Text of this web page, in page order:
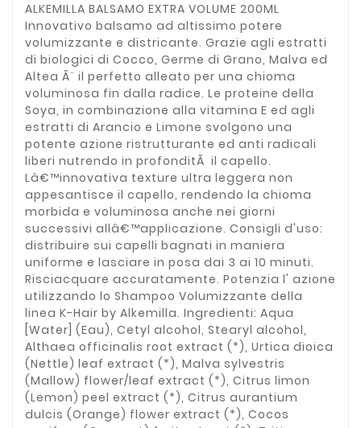
ALKEMILLA BALSAMO EXTRA VOLUME 200ML
Innovativo balsamo ad altissimo potere
volumizzante e districante. Grazie agli estratti
di biologici di Cocco, Germe di Grano, Malva ed
Altea Ã¨ il perfetto alleato per una chioma
voluminosa fin dalla radice. Le proteine della
Soya, in combinazione alla vitamina E ed agli
estratti di Arancio e Limone svolgono una
potente azione ristrutturante ed anti radicali
liberi nutrendo in profonditÃ il capello.
Lâ€™innovativa texture ultra leggera non
appesantisce il capello, rendendo la chioma
morbida e voluminosa anche nei giorni
successivi allâ€™applicazione. Consigli d'uso:
distribuire sui capelli bagnati in maniera
uniforme e lasciare in posa dai 3 ai 10 minuti.
Risciacquare accuratamente. Potenzia l' azione
utilizzando lo Shampoo Volumizzante della
linea K-Hair by Alkemilla. Ingredienti: Aqua
[Water] (Eau), Cetyl alcohol, Stearyl alcohol,
Althaea officinalis root extract (*), Urtica dioica
(Nettle) leaf extract (*), Malva sylvestris
(Mallow) flower/leaf extract (*), Citrus limon
(Lemon) peel extract (*), Citrus aurantium
dulcis (Orange) flower extract (*), Cocos